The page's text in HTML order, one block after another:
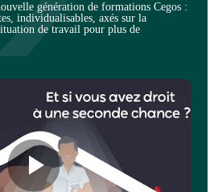
génération de formations Cegos :
individualisables, axés sur la
de travail pour plus de